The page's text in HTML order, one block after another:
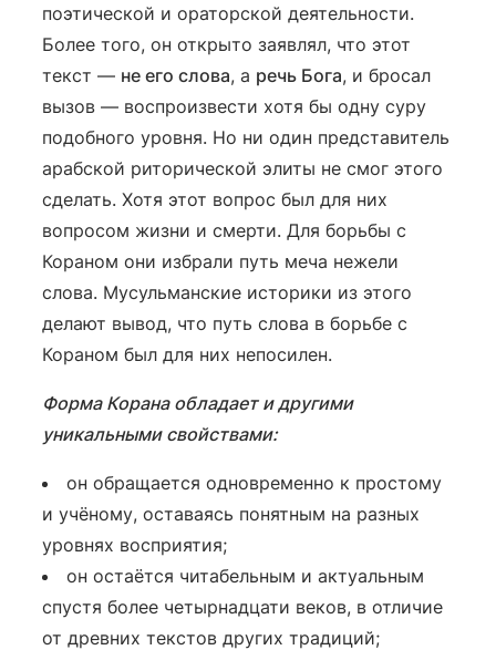
поэтической и ораторской деятельности.
Более того, он открыто заявлял, что этот
текст — не его слова, а речь Бога, и бросал
вызов — воспроизвести хотя бы одну суру
подобного уровня. Но ни один представитель
арабской риторической элиты не смог этого
сделать. Хотя этот вопрос был для них
вопросом жизни и смерти. Для борьбы с
Кораном они избрали путь меча нежели
слова. Мусульманские историки из этого
делают вывод, что путь слова в борьбе с
Кораном был для них непосилен.
Форма Корана обладает и другими
уникальными свойствами:
он обращается одновременно к простому
и учёному, оставаясь понятным на разных
уровнях восприятия;
он остаётся читабельным и актуальным
спустя более четырнадцати веков, в отличие
от древних текстов других традиций;